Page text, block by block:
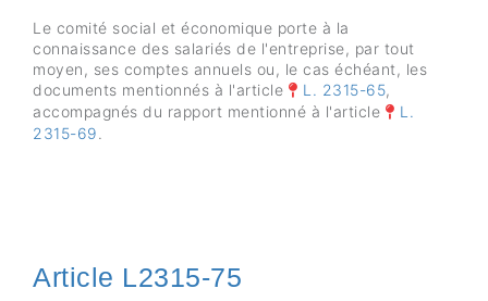
Le comité social et économique porte à la
connaissance des salariés de l'entreprise, par tout
moyen, ses comptes annuels ou, le cas échéant, les
documents mentionnés à l'article
L. 2315-65,
accompagnés du rapport mentionné à l'article
L.
2315-69.
Article L2315-75